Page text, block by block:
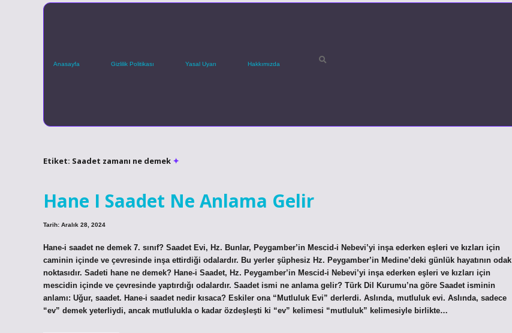
Anasayfa Gizlilik Politikası Yasal Uyarı Hakkımızda
Etiket: Saadet zamanı ne demek
Hane I Saadet Ne Anlama Gelir
Tarih: Aralık 28, 2024
Hane-i saadet ne demek 7. sınıf? Saadet Evi, Hz. Bunlar, Peygamber’in Mescid-i Nebevi’yi inşa ederken eşleri ve kızları için
caminin içinde ve çevresinde inşa ettirdiği odalardır. Bu yerler şüphesiz Hz. Peygamber’in Medine’deki günlük hayatının odak
noktasıdır. Sadeti hane ne demek? Hane-i Saadet, Hz. Peygamber’in Mescid-i Nebevi’yi inşa ederken eşleri ve kızları için
mescidin içinde ve çevresinde yaptırdığı odalardır. Saadet ismi ne anlama gelir? Türk Dil Kurumu’na göre Saadet isminin
anlamı: Uğur, saadet. Hane-i saadet nedir kısaca? Eskiler ona “Mutluluk Evi” derlerdi. Aslında, mutluluk evi. Aslında, sadece
“ev” demek yeterliydi, ancak mutlulukla o kadar özdeşleşti ki “ev” kelimesi “mutluluk” kelimesiyle birlikte…